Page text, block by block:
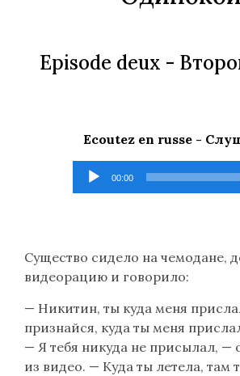
Episode deux -
Ecoutez en russe -
Lecteur
audio
00:00
Существо сидело на чемодане,
видеорацию и говорило:
— Никитин, ты куда меня
признайся, куда ты меня
— Я тебя никуда не присылал, —
из видео. — Куда ты летела, там